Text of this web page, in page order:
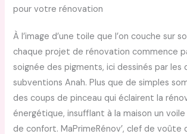
pour votre rénovation
À l’image d’une toile que l’on couche sur
chaque projet de rénovation commence
soignée des pigments, ici dessinés par les
subventions Anah. Plus que de simples
des coups de pinceau qui éclairent la
énergétique, insufflant à la maison un
de confort. MaPrimeRénov’, clef de voûte